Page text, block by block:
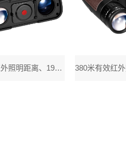
300米有效红外照明距离、1920X1080高清、高灵敏度和大动态范围图像传感芯